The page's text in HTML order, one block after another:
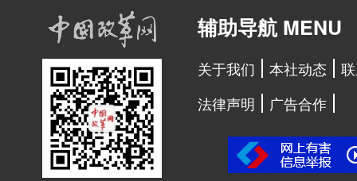
辅助导航 MENU
关于我们 本社动态
法律声明
广告合作